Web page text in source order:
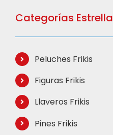
Categorías Estrella
Peluches Frikis
Figuras Frikis
Llaveros Frikis
Pines Frikis